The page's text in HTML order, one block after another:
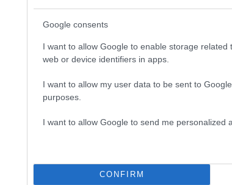
Google consents
I want to allow Google to enable storage related
web or device identifiers in apps.
I want to allow my user data to be sent to
purposes.
I want to allow Google to send me personalized
CONFIRM